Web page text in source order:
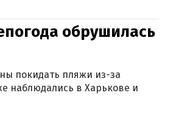
обрушилась
покидать пляжи из-за
наблюдались в Харькове и